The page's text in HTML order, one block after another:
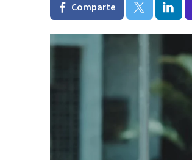
Comparte